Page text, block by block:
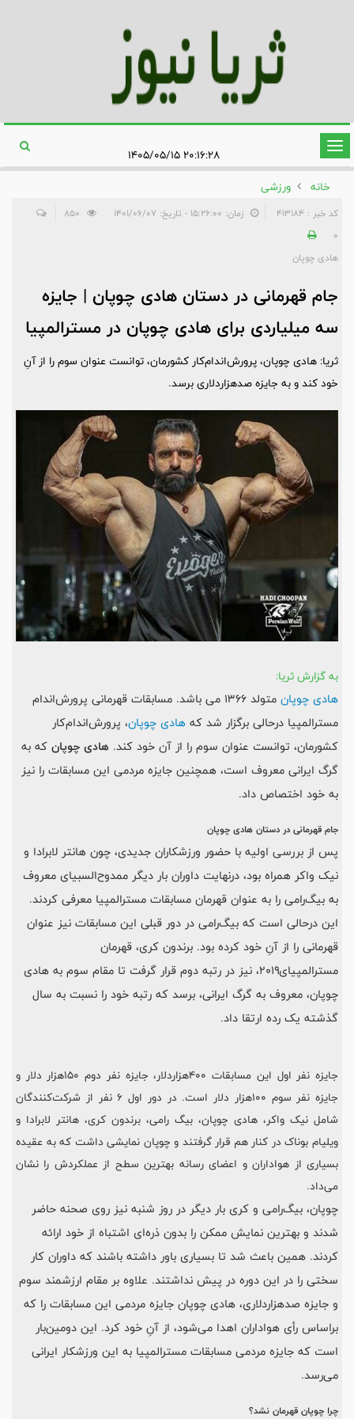
تغییر
وضعیت
ناوبری
۲۰:۱۶:۲۸ ۱۴۰۵/۰۵/۱۵
خانه
ورزشی
کد خبر : 413184 زمان: ۱۵:۲۶:۰۰ - تاریخ: ۱۴۰۱/۰۶/۰۷
0
هادی چوپان
جام قهرمانی در دستان هادی چوپان | جایزه
سه‌ میلیاردی برای هادی چوپان در مسترالمپیا
ثریا: هادی چوپان، پرورش‌اندام‌کار کشورمان، توانست عنوان سوم را از آنِ
خود کند و به جایزه صدهزاردلاری برسد.
به گزارش ثریا:
هادی چوپان
متولد 1366 می باشد. مسابقات قهرمانی پرورش‌اندام
مستر‌المپیا در‌حالی برگزار شد که هادی چوپان، پرورش‌اندام‌کار
کشورمان، توانست عنوان سوم را از آن خود کند. هادی چوپان که به
گرگ ایرانی معروف است، همچنین جایزه مردمی این مسابقات را نیز
به خود اختصاص داد.
جام قهرمانی در دستان هادی چوپان
پس از بررسی اولیه با حضور ورزشکاران جدیدی، چون هانتر لابرادا و
نیک واکر همراه بود، در‌نهایت داوران بار دیگر ممدوح‌السبیای معروف
به بیگ‌رامی را به عنوان قهرمان مسابقات مستر‌المپیا معرفی کردند.
این در‌حالی است که بیگ‌رامی در دور قبلی این مسابقات نیز عنوان
قهرمانی را از آنِ خود کرده بود. برندون کری، قهرمان
مستر‌المپیای‌۲۰۱۹، نیز در رتبه دوم قرار گرفت تا مقام سوم به هادی
چوپان، معروف به گرگ ایرانی، برسد که رتبه خود را نسبت به سال
گذشته یک رده ارتقا داد.
جایزه نفر اول این مسابقات ۴۰۰‌هزار‌دلار، جایزه نفر دوم ۱۵۰‌هزار دلار و
جایزه نفر سوم ۱۰۰‌هزار دلار است. در دور اول ۶ نفر از شرکت‌کنندگان
شامل نیک واکر، هادی چوپان، بیگ رامی، برندون کری، هانتر لابرادا و
ویلیام بوناک در کنار هم قرار گرفتند و چوپان نمایشی داشت که به عقیده
بسیاری از هواداران و اعضای رسانه بهترین سطح از عملکردش را نشان
می‌داد.
چوپان، بیگ‌رامی و کری بار دیگر در روز شنبه نیز روی صحنه حاضر
شدند و بهترین نمایش ممکن را بدون ذره‌ای اشتباه از خود ارائه
کردند. همین باعث شد تا بسیاری باور داشته باشند که داوران کار
سختی را در این دوره در پیش نداشتند. علاوه بر مقام ارزشمند سوم
و جایزه صدهزار‌دلاری، هادی چوپان جایزه مردمی این مسابقات را که
بر‌اساس رأی هواداران اهدا می‌شود، از آنِ خود کرد. این دومین‌بار
است که جایزه مردمی مسابقات مستر‌المپیا به این ورزشکار ایرانی
می‌رسد.
چرا چوپان قهرمان نشد؟